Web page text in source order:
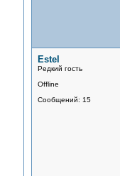
Estel
Редкий гость
Offline
Сообщений: 15